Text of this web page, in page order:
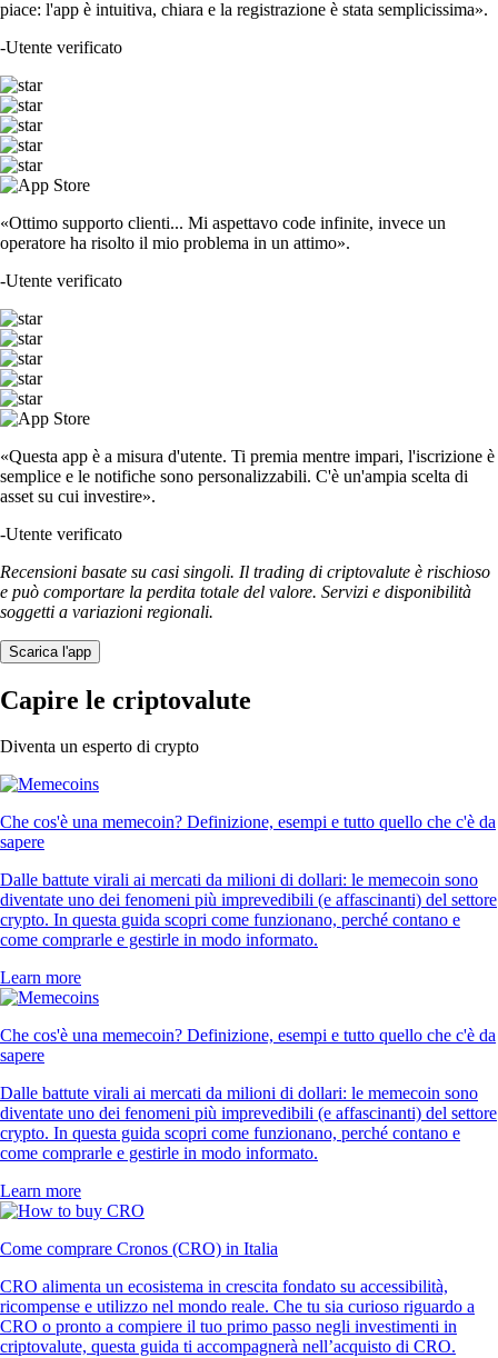
piace: l'app è intuitiva, chiara e la registrazione è stata semplicissima».
-Utente verificato
«Ottimo supporto clienti... Mi aspettavo code infinite, invece un
operatore ha risolto il mio problema in un attimo».
-Utente verificato
«Questa app è a misura d'utente. Ti premia mentre impari, l'iscrizione è
semplice e le notifiche sono personalizzabili. C'è un'ampia scelta di
asset su cui investire».
-Utente verificato
Recensioni basate su casi singoli. Il trading di criptovalute è rischioso
e può comportare la perdita totale del valore. Servizi e disponibilità
soggetti a variazioni regionali.
Scarica l'app
Capire le criptovalute
Diventa un esperto di crypto
Che cos'è una memecoin? Definizione, esempi e tutto quello che c'è da
sapere
Dalle battute virali ai mercati da milioni di dollari: le memecoin sono
diventate uno dei fenomeni più imprevedibili (e affascinanti) del settore
crypto. In questa guida scopri come funzionano, perché contano e
come comprarle e gestirle in modo informato.
Learn more
Che cos'è una memecoin? Definizione, esempi e tutto quello che c'è da
sapere
Dalle battute virali ai mercati da milioni di dollari: le memecoin sono
diventate uno dei fenomeni più imprevedibili (e affascinanti) del settore
crypto. In questa guida scopri come funzionano, perché contano e
come comprarle e gestirle in modo informato.
Learn more
Come comprare Cronos (CRO) in Italia
CRO alimenta un ecosistema in crescita fondato su accessibilità,
ricompense e utilizzo nel mondo reale. Che tu sia curioso riguardo a
CRO o pronto a compiere il tuo primo passo negli investimenti in
criptovalute, questa guida ti accompagnerà nell’acquisto di CRO.